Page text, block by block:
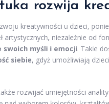
rozwija
kreatywności u dzieci,
artystycznych, niezależnie od
swoich myśli i emocji. Takie
siebie, gdyż umożliwiają
rozwijać umiejętności